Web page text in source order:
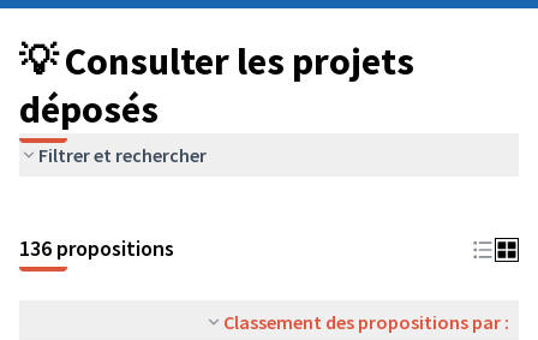
💡 Consulter les projets
déposés
Filtrer et rechercher
136 propositions
Classement des propositions par :